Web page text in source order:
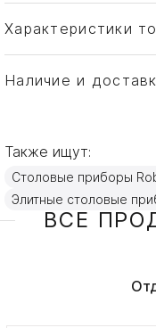
Характеристики
Бренд
Страна
Наличие и
Также ищут:
Столовые приборы
Элитные столовые
ВСЕ